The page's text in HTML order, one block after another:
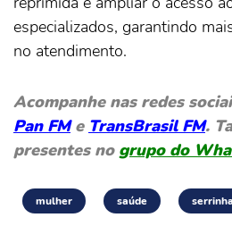
especializados, garantindo
no atendimento.
Acompanhe nas redes
Pan FMe TransBrasil FM.
presentes no grupo do
mulher saúde serrinha